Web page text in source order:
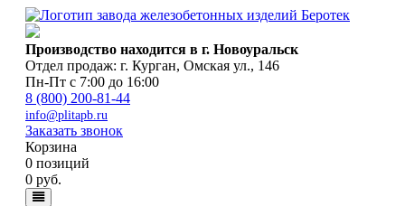
Производство находится в г. Новоуральск
Отдел продаж: г. Курган, Омская ул., 146
Пн-Пт с 7:00 до 16:00
8 (800) 200-81-44
info@plitapb.ru
Заказать звонок
Корзина
0 позиций
0 руб.